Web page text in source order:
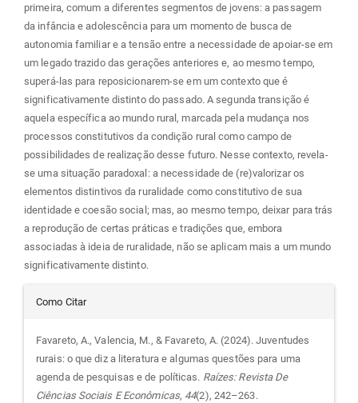
primeira, comum a diferentes segmentos de jovens: a passagem
da infância e adolescência para um momento de busca de
autonomia familiar e a tensão entre a necessidade de apoiar-se em
um legado trazido das gerações anteriores e, ao mesmo tempo,
superá-las para reposicionarem-se em um contexto que é
significativamente distinto do passado. A segunda transição é
aquela específica ao mundo rural, marcada pela mudança nos
processos constitutivos da condição rural como campo de
possibilidades de realização desse futuro. Nesse contexto, revela-
se uma situação paradoxal: a necessidade de (re)valorizar os
elementos distintivos da ruralidade como constitutivo de sua
identidade e coesão social; mas, ao mesmo tempo, deixar para trás
a reprodução de certas práticas e tradições que, embora
associadas à ideia de ruralidade, não se aplicam mais a um mundo
significativamente distinto.
Detalhes
do
artigo
Como Citar
Favareto, A., Valencia, M., & Favareto, A. (2024). Juventudes
rurais: o que diz a literatura e algumas questões para uma
agenda de pesquisas e de políticas. Raízes: Revista De
Ciências Sociais E Econômicas, 44(2), 242–263.